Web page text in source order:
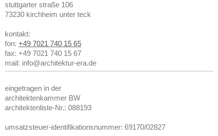
stuttgarter straße 106
73230 kirchheim unter teck
kontakt:
fon: +49 7021 740 15 65
fax: +49 7021 740 15 67
mail: info@architektur-era.de
eingetragen in der
architektenkammer BW
architektenliste-Nr.: 088193
umsatzsteuer-identifikationsnummer: 69170/02827